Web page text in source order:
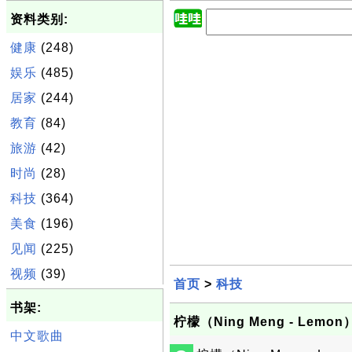
资料类别:
健康 (248)
娱乐 (485)
居家 (244)
教育 (84)
旅游 (42)
时尚 (28)
科技 (364)
美食 (196)
见闻 (225)
视频 (39)
书架:
中文歌曲
首页 > 科技
柠檬（Ning Meng - Lemon